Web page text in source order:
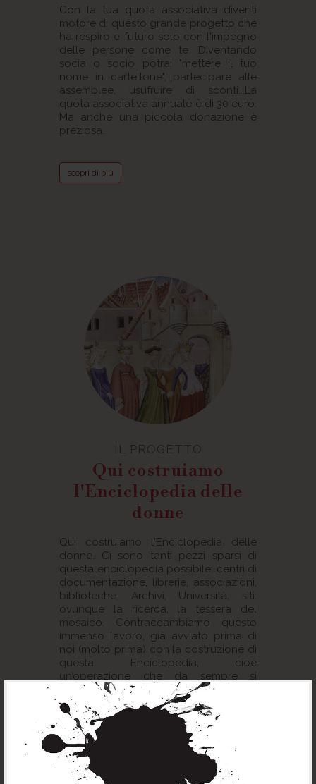
Con la tua quota associativa diventi
motore di questo grande progetto che
ha respiro e futuro solo con l'impegno
delle persone come te. Diventando
socia o socio potrai "mettere il tuo
nome in cartellone", partecipare alle
assemblee, usufruire di sconti...La
quota associativa annuale è di 30 euro.
Ma anche una piccola donazione è
preziosa.
scopri di più
IL PROGETTO
Qui costruiamo
l'Enciclopedia delle
donne
Qui costruiamo l'Enciclopedia delle
donne. Ci sono tanti pezzi sparsi di
questa enciclopedia possibile: centri di
documentazione, librerie, associazioni,
biblioteche, Archivi, Università, siti:
ovunque la ricerca, la tessera del
mosaico. Contraccambiamo questo
immenso lavoro, già avviato prima di
noi (molto prima) con la costruzione di
questa Enciclopedia, cioè
un’operazione che da sempre si
propone di radunare, illuminare,
costruire e divulgare conoscenza.
scopri di più